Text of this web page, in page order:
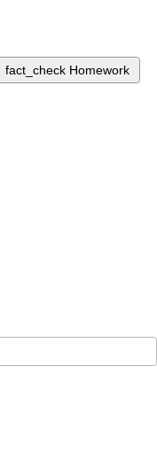
fact_check Homework